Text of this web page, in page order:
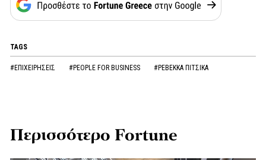
TAGS
#ΕΠΙΧΕΙΡΗΣΕΙΣ #PEOPLE FOR BUSINESS #ΡΕΒΕΚΚΑ ΠΙΤΣΙΚΑ
Περισσότερο Fortune